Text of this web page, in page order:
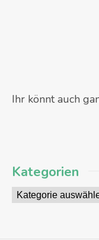
Ihr könnt auch
Kategorien